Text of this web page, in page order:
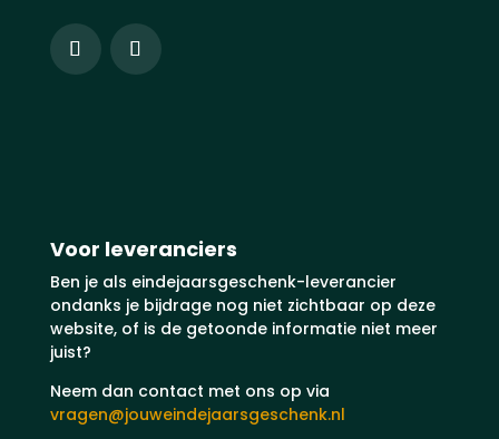
Voor leveranciers
Ben je als eindejaarsgeschenk-leverancier
ondanks je bijdrage nog niet zichtbaar op deze
website, of is de getoonde informatie niet meer
juist?
Neem dan contact met ons op via
vragen@jouweindejaarsgeschenk.nl